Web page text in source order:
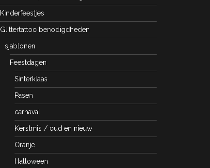
Kinderfeestjes
Glittertattoo benodigdheden
sjablonen
Feestdagen
Sinterklaas
Pasen
carnaval
Kerstmis / oud en nieuw
Oranje
Halloween